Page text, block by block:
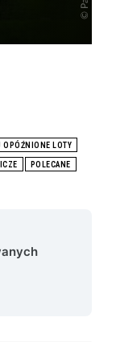
OPÓŹNIONE LOTY
POLECANE